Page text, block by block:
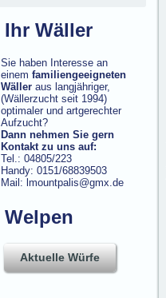
Ihr Wäller
Sie haben Interesse an
einem familiengeeigneten
Wäller aus langjähriger,
(Wällerzucht seit 1994)
optimaler und artgerechter
Aufzucht?
Dann nehmen Sie gern
Kontakt zu uns auf:
Tel.: 04805/223
Handy: 0151/68839503
Mail: lmountpalis@gmx.de
Welpen
Aktuelle Würfe